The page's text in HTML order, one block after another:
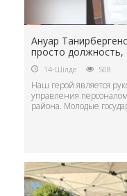
Ануар
просто должность,
14-Шілде 508
Наш герой является
управления
района. Молодые